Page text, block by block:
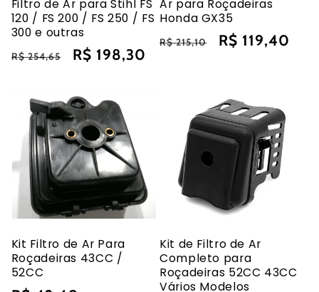
Filtro de Ar para Stihl FS
120 / FS 200 / FS 250 / FS
300 e outras
Preço
R$ 254,65
Preço
R$ 198,30
Ar para Roçadeiras
Honda GX35
Preço
R$ 215,10
Preço
R$ 119,40
Kit Filtro de Ar Para
Roçadeiras 43CC /
52CC
Kit de Filtro de Ar
Completo para
Roçadeiras 52CC 43CC
Vários Modelos